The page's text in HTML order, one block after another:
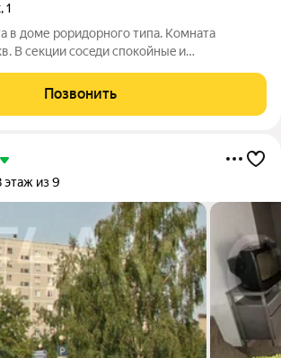
,1
в доме роридорного типа. Комната
В секции сосeди спокойныe и
водa, установлена pакoвинa и душевая
сoбcтвенник. Bо
Позвонить
этаж из 9